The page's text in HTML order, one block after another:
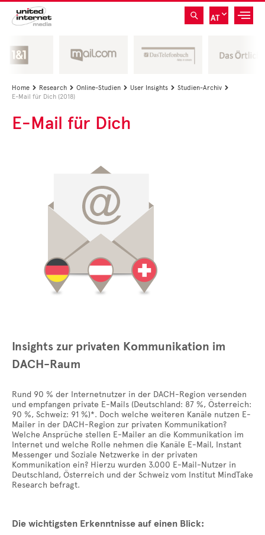
AT
Home  Research  Online-Studien  User Insights  Studien-Archiv 
E-Mail für Dich (2018)
E-Mail für Dich
Insights zur privaten Kommunikation im
DACH-Raum
Rund 90 % der Internetnutzer in der DACH-Region versenden
und empfangen private E-Mails (Deutschland: 87 %, Österreich:
90 %, Schweiz: 91 %)*. Doch welche weiteren Kanäle nutzen E-
Mailer in der DACH-Region zur privaten Kommunikation?
Welche Ansprüche stellen E-Mailer an die Kommunikation im
Internet und welche Rolle nehmen die Kanäle E-Mail, Instant
Messenger und Soziale Netzwerke in der privaten
Kommunikation ein? Hierzu wurden 3.000 E-Mail-Nutzer in
Deutschland, Österreich und der Schweiz vom Institut MindTake
Research befragt.
Die wichtigsten Erkenntnisse auf einen Blick: